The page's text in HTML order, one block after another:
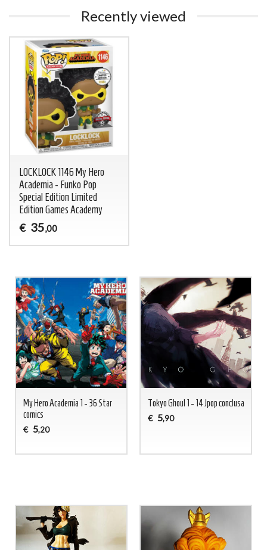
Recently viewed
LOCKLOCK 1146 My Hero
Academia - Funko Pop
Special Edition Limited
Edition Games Academy
€ 35,00
My Hero Academia 1 - 36 Star
comics
€ 5,20
Tokyo Ghoul 1 - 14 Jpop conclusa
€ 5,90